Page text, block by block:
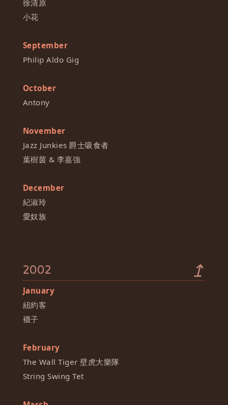
徐清原
小花
September
Philip Aldo Gig
October
Antony
November
Jazz Junkies 爵士吸食者
葉樹茵 & 李嘉強
December
紀淑玲
愛奴族
2002 ↥
January
紐約客
襪子
February
The Wall Tiger 壁虎大樂隊
String Swing Tet